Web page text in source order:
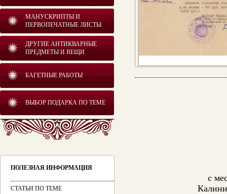
МАНУСКРИПТЫ И
ПЕРВОПЕЧАТНЫЕ ЛИСТЫ
ДРУГИЕ АНТИКВАРНЫЕ
ПРЕДМЕТЫ И ВЕЩИ
БАГЕТНЫЕ РАБОТЫ
ВЫБОР ПОДАРКА ПО ТЕМЕ
ПОЛЕЗНАЯ ИНФОРМАЦИЯ
СТАТЬИ ПО ТЕМЕ
с